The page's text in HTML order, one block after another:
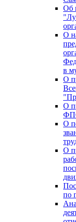
Об
О
в
О
О
О
О
по